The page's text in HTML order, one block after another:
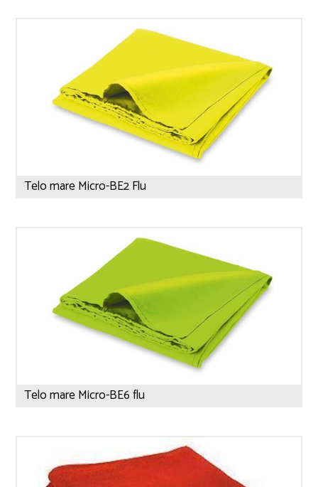
Telo mare Micro-BE2 Flu
Telo mare Micro-BE6 flu